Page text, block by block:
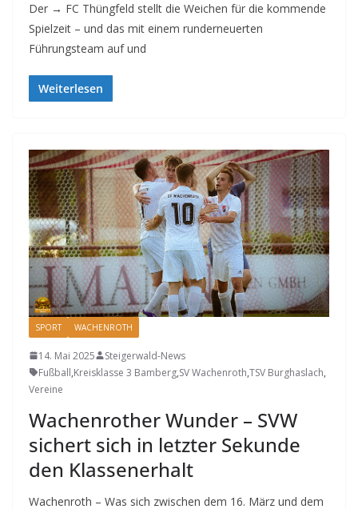
Der → FC Thüngfeld stellt die Weichen für die kommende
Spielzeit – und das mit einem runderneuerten
Führungsteam auf und
Weiterlesen
SPORT WACHENROTH
14. Mai 2025
Steigerwald-News
Fußball,Kreisklasse 3 Bamberg,SV Wachenroth,TSV Burghaslach,
Vereine
Wachenrother Wunder – SVW
sichert sich in letzter Sekunde
den Klassenerhalt
Wachenroth – Was sich zwischen dem 16. März und dem